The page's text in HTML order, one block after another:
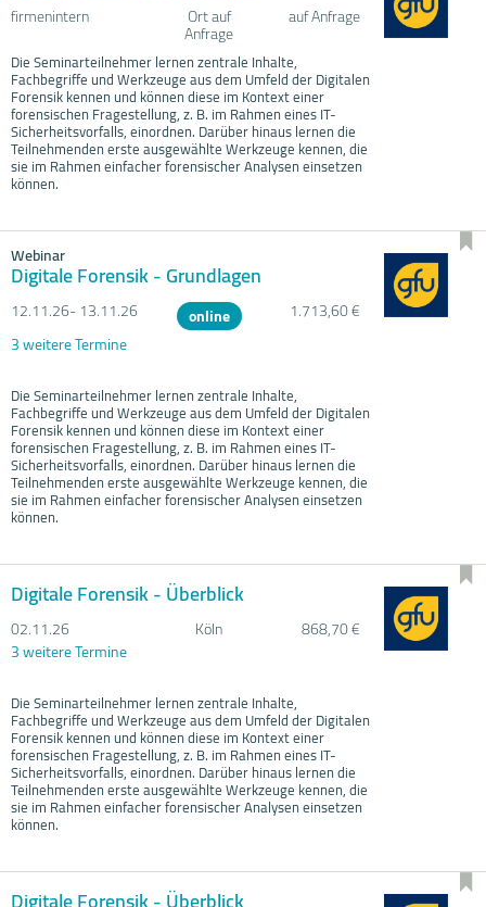
firmenintern Ort auf
Anfrage
auf Anfrage
Die Seminarteilnehmer lernen zentrale Inhalte,
Fachbegriffe und Werkzeuge aus dem Umfeld der Digitalen
Forensik kennen und können diese im Kontext einer
forensischen Fragestellung, z. B. im Rahmen eines IT-
Sicherheitsvorfalls, einordnen. Darüber hinaus lernen die
Teilnehmenden erste ausgewählte Werkzeuge kennen, die
sie im Rahmen einfacher forensischer Analysen einsetzen
können.
Webinar
Digitale Forensik - Grundlagen
12.11.26- 13.11.26 online
1.713,60 €
3 weitere Termine
Die Seminarteilnehmer lernen zentrale Inhalte,
Fachbegriffe und Werkzeuge aus dem Umfeld der Digitalen
Forensik kennen und können diese im Kontext einer
forensischen Fragestellung, z. B. im Rahmen eines IT-
Sicherheitsvorfalls, einordnen. Darüber hinaus lernen die
Teilnehmenden erste ausgewählte Werkzeuge kennen, die
sie im Rahmen einfacher forensischer Analysen einsetzen
können.
Digitale Forensik - Überblick
02.11.26 Köln
868,70 €
3 weitere Termine
Die Seminarteilnehmer lernen zentrale Inhalte,
Fachbegriffe und Werkzeuge aus dem Umfeld der Digitalen
Forensik kennen und können diese im Kontext einer
forensischen Fragestellung, z. B. im Rahmen eines IT-
Sicherheitsvorfalls, einordnen. Darüber hinaus lernen die
Teilnehmenden erste ausgewählte Werkzeuge kennen, die
sie im Rahmen einfacher forensischer Analysen einsetzen
können.